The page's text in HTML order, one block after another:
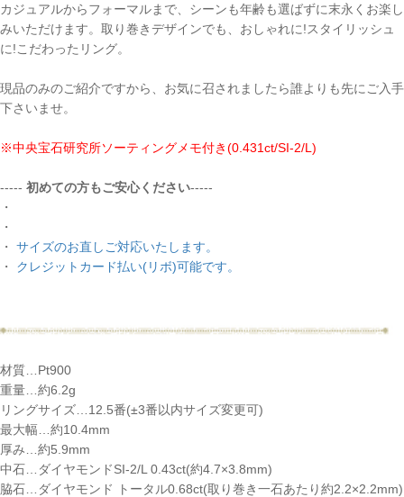
カジュアルからフォーマルまで、シーンも年齢も選ばずに末永くお楽し
みいただけます。取り巻きデザインでも、おしゃれに!スタイリッシュ
に!こだわったリング。
現品のみのご紹介ですから、お気に召されましたら誰よりも先にご入手
下さいませ。
※中央宝石研究所ソーティングメモ付き(0.431ct/SI-2/L)
----- 初めての方もご安心ください-----
・
・
・ サイズのお直しご対応いたします。
・ クレジットカード払い(リボ)可能です。
材質…Pt900
重量…約6.2g
リングサイズ…12.5番(±3番以内サイズ変更可)
最大幅…約10.4mm
厚み…約5.9mm
中石…ダイヤモンドSI-2/L 0.43ct(約4.7×3.8mm)
脇石…ダイヤモンド トータル0.68ct(取り巻き一石あたり約2.2×2.2mm)